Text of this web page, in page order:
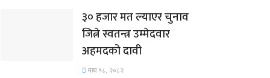
३० हजार मत ल्याएर चुनाव
जित्ने स्वतन्त्र उम्मेदवार
अहमदको दावी
माघ १८, २०८२